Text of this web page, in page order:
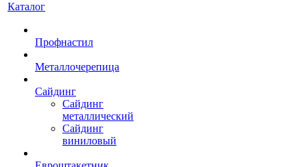
Каталог
Профнастил
Металлочерепица
Сайдинг
Сайдинг
металлический
Сайдинг
виниловый